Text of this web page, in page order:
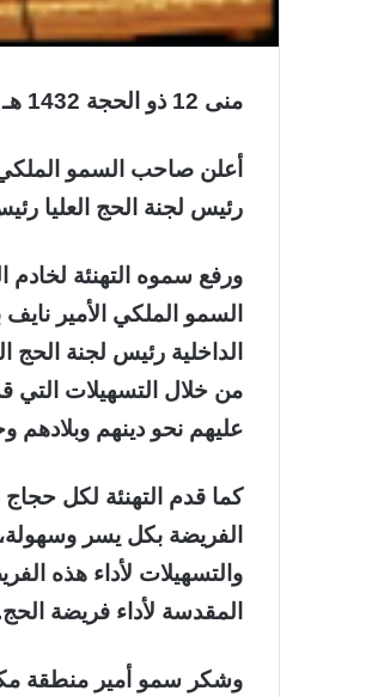
منى 12 ذو الحجة 1432 هـ
أعلن صاحب السمو الملكي
رئيس لجنة الحج العليا رئيس
ورفع سموه التهنئة
السمو الملكي الأمير
الداخلية رئيس لجنة
من خلال التسهيلات التي
عليهم نحو دينهم وبلادهم
كما قدم التهنئة لكل حجاج
الفريضة بكل يسر
والتسهيلات لأداء هذه
المقدسة لأداء فريضة
وشكر سمو أمير منطقة